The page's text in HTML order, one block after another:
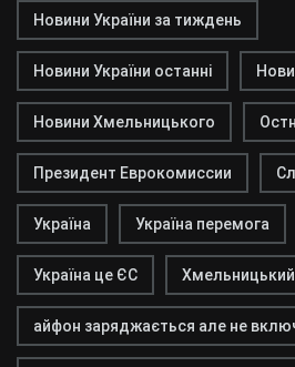
Новини України за тиждень
Новини України останні
Новини Хмельницького
Президент Еврокомиссии
Україна Україна перемога
Україна це ЄС
айфон заряджається але не